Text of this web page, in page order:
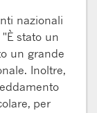
nazionali
stato un
un grande
Inoltre,
per